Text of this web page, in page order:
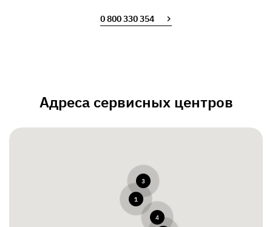
0 800 330 354
Адреса сервисных центров
1
3
4